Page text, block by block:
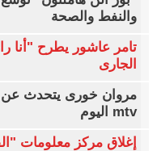
والنفط والصحة
تامر عاشور يطرح "أنا
الجارى
مروان خورى يتحدث عن
mtv اليوم
إغلاق مركز معلومات